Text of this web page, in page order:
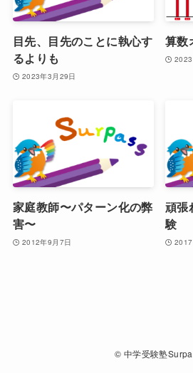
目先、目先のことに執心す
るよりも
2023年3月29日
算数
家庭教師〜パターン化の弊
害〜
2012年9月7日
頑張
験
© 中学受験塾